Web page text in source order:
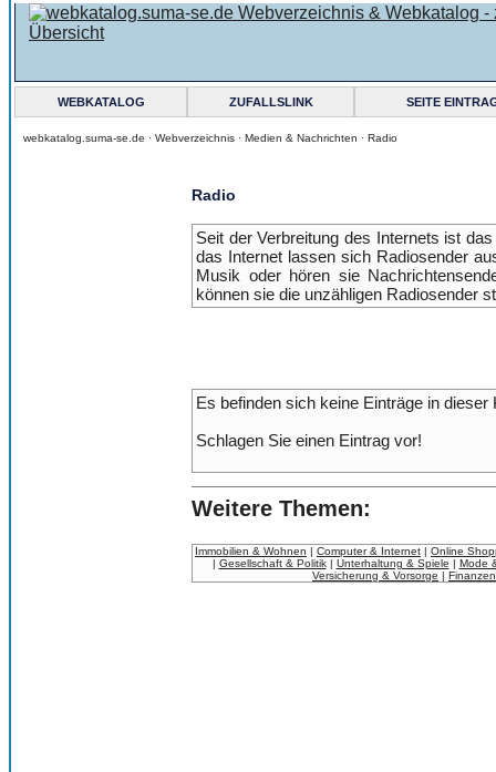
WEBKATALOG ZUFALLSLINK SEITE
webkatalog.suma-se.de · Webverzeichnis · Medien & Nachrichten · Radio
Radio
Seit der Verbreitung des Internets ist
das Internet lassen sich Radiosender
Musik oder hören sie
können sie die unzähligen Radiosender
Es befinden sich keine Einträge in dieser
Schlagen Sie einen Eintrag vor!
Weitere Themen:
Immobilien & Wohnen | Computer & Internet | Online
| Gesellschaft & Politik| Unterhaltung & Spiele | Mode
Versicherung & Vorsorge |